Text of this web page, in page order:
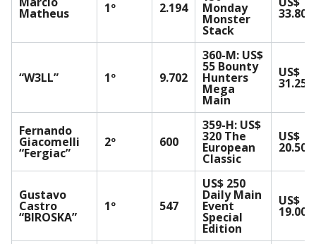
Matheus 1º 2.194 Monday
Monster
Stack
33.807
“W3LL” 1º 9.702
360-M: US$
55 Bounty
Hunters
Mega
Main
US$
31.257
Fernando
Giacomelli
“Fergiac”
2º 600
359-H: US$
320 The
European
Classic
US$
20.504
Gustavo
Castro
“BIROSKA”
1º 547
US$ 250
Daily Main
Event
Special
Edition
US$
19.001